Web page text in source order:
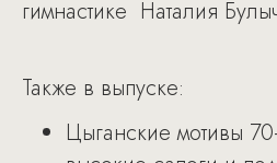
гимнастике Наталия
Также в выпуске:
Цыганские мотивы